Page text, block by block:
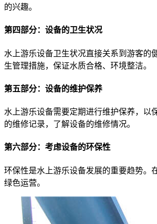
的兴趣。
第四部分：设备的卫生状况
水上游乐设备卫生状况直接关系到游客的
生管理措施，保证水质合格、环境整洁。
第五部分：设备的维护保养
水上游乐设备需要定期进行维护保养，以
的维修记录，了解设备的维修情况。
第六部分：考虑设备的环保性
环保性是水上游乐设备发展的重要趋势。
绿色运营。